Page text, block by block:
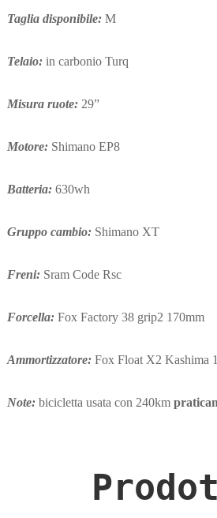
Taglia disponibile: M
Telaio: in carbonio Turq
Misura ruote: 29”
Motore: Shimano EP8
Batteria: 630wh
Gruppo cambio: Shimano XT
Freni: Sram Code Rsc
Forcella: Fox Factory 38 grip2 170mm
Ammortizzatore: Fox Float X2 Kashima
Note: bicicletta usata con 240km